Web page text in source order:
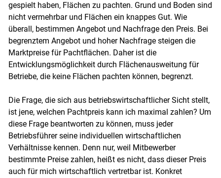
gespielt haben, Flächen zu pachten. Grund und Boden sind
nicht vermehrbar und Flächen ein knappes Gut. Wie
überall, bestimmen Angebot und Nachfrage den Preis. Bei
begrenztem Angebot und hoher Nachfrage steigen die
Marktpreise für Pachtflächen. Daher ist die
Entwicklungsmöglichkeit durch Flächenausweitung für
Betriebe, die keine Flächen pachten können, begrenzt.
Die Frage, die sich aus betriebswirtschaftlicher Sicht stellt,
ist jene, welchen Pachtpreis kann ich maximal zahlen? Um
diese Frage beantworten zu können, muss jeder
Betriebsführer seine individuellen wirtschaftlichen
Verhältnisse kennen. Denn nur, weil Mitbewerber
bestimmte Preise zahlen, heißt es nicht, dass dieser Preis
auch für mich wirtschaftlich vertretbar ist. Konkret